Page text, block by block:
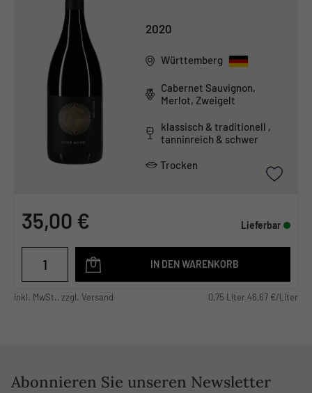
2020
Württemberg
Cabernet Sauvignon,
Merlot, Zweigelt
klassisch & traditionell ,
tanninreich & schwer
Trocken
35,00 € Lieferbar
IN DEN WARENKORB
inkl. MwSt., zzgl. Versand 0,75 Liter 46,67 €/Liter
Abonnieren Sie unseren Newsletter